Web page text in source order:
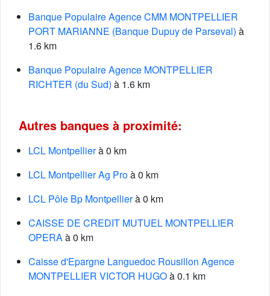
Banque Populaire Agence CMM MONTPELLIER
PORT MARIANNE (Banque Dupuy de Parseval) à
1.6 km
Banque Populaire Agence MONTPELLIER
RICHTER (du Sud) à 1.6 km
Autres banques à proximité:
LCL Montpellierà 0 km
LCL Montpellier Ag Proà 0 km
LCL Pôle Bp Montpellierà 0 km
CAISSE DE CREDIT MUTUEL MONTPELLIER
OPERAà 0 km
Caisse d'Epargne Languedoc Rousillon Agence
MONTPELLIER VICTOR HUGOà 0.1 km